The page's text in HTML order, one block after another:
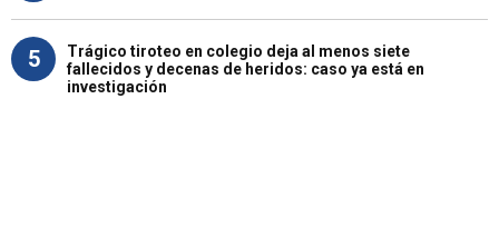
5
Trágico tiroteo en colegio deja al menos siete
fallecidos y decenas de heridos: caso ya está en
investigación